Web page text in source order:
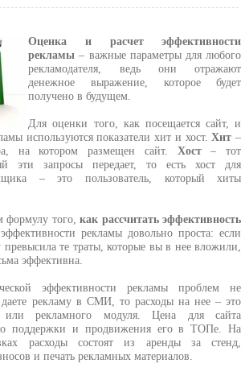
Оценка и расчет эффективности
рекламы – важные параметры для любого
рекламодателя, ведь они отражают
денежное выражение, которое будет
получено в будущем.
Для оценки того, как посещается сайт, и
используются показатели хит и хост.Хит –
на котором размещен сайт. Хост– тот
эти запросы передает, то есть хост для
– это пользователь, который хиты
формулу того,как рассчитать эффективность
рекламы довольно проста: если
превысила те траты, которые вы в нее вложили,
эффективна.
эффективности рекламы проблем не
рекламу в СМИ, то расходы на нее – это
или рекламного модуля. Цена для сайта
поддержки и продвижения его в ТОПе. На
расходы состоят из аренды за стенд,
и печать рекламных материалов.